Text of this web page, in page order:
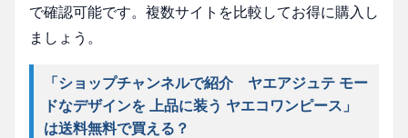
で確認可能です。複数サイトを比較してお得に購入し
ましょう。
「ショップチャンネルで紹介 ヤエアジュテ モー
ドなデザインを 上品に装う ヤエコワンピース」
は送料無料で買える？